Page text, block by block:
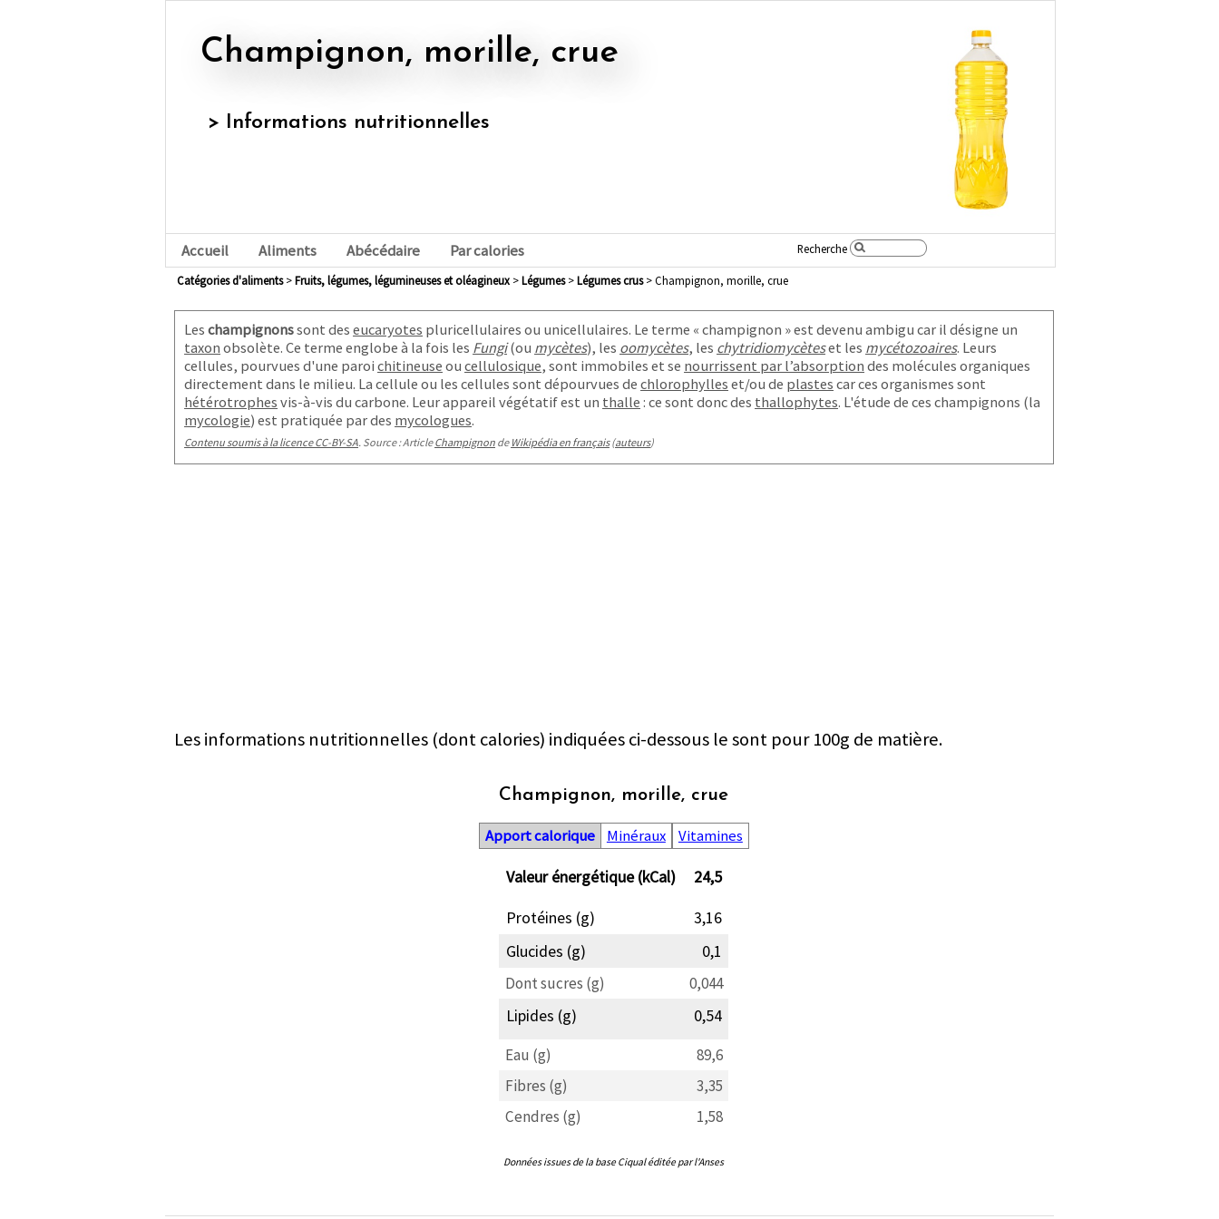
Champignon, morille, crue
> Informations nutritionnelles
Accueil Aliments Abécédaire Par calories Recherche
Catégories d'aliments> fruits, légumes, légumineuses et oléagineux> légumes> légumes crus> Champignon, morille, crue
Leschampignonssont deseucaryotes pluricellulaires ou unicellulaires. Le terme « champignon » est devenu ambigu car il désigne un
taxon obsolète. Ce terme englobe à la fois les Fungi(ou mycètes), les oomycètes, les chytridiomycèteset les mycétozoaires. Leurs
cellules, pourvues d'une paroichitineuse oucellulosique, sont immobiles et se nourrissent par l’absorption des molécules organiques
directement dans le milieu. La cellule ou les cellules sont dépourvues dechlorophylles et/ou de plastes car ces organismes sont
hétérotrophes vis-à-vis du carbone. Leur appareil végétatif est un thalle : ce sont donc des thallophytes. L'étude de ces champignons (la
mycologie) est pratiquée par des mycologues.
Contenu soumis à la licence CC-BY-SA. Source : ArticleChampignon de Wikipédia en français(auteurs)
Les informations nutritionnelles (dont calories) indiquées ci-dessous le sont pour 100g de matière.
Champignon, morille, crue
Apport calorique Minéraux Vitamines
Valeur énergétique (kCal)
24,5
Protéines (g)
3,16
Glucides (g)
0,1
Dont sucres (g) 0,044
Lipides (g) 0,54
Eau (g)
89,6
Fibres (g)
3,35
Cendres (g)
1,58
Données issues de la base Ciqual éditée par l'Anses